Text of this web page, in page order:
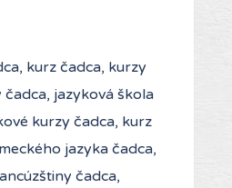
kurz čadca, kurzy
jazyková škola
kurzy čadca, kurz
jazyka čadca,
čadca,